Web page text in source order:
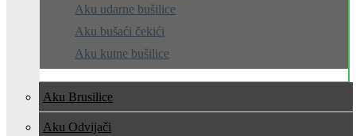
Aku udarne bušilice
Aku bušaći čekići
Aku kutne bušilice
Aku Brusilice
Aku Odvijači